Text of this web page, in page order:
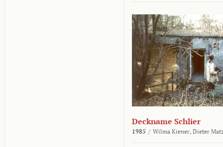
Deckname Schlier
1985 / Wilma Kiener, Dieter